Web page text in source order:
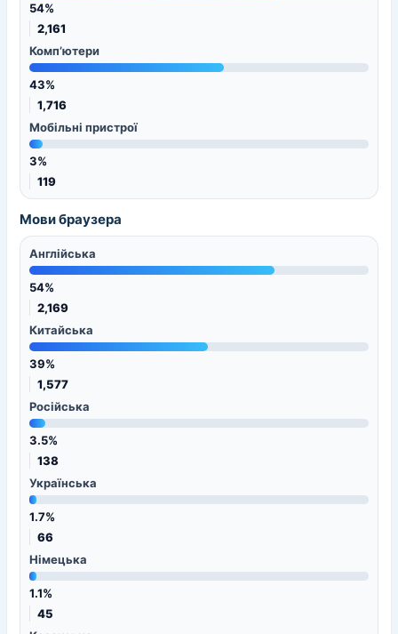
54%
2,161
Комп’ютери
43%
1,716
Мобільні пристрої
3%
119
Мови браузера
Англійська
54%
2,169
Китайська
39%
1,577
Російська
3.5%
138
Українська
1.7%
66
Німецька
1.1%
45